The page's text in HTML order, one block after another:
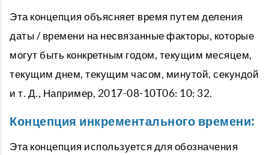
Эта концепция объясняет время путем деления
даты / времени на несвязанные факторы, которые
могут быть конкретным годом, текущим месяцем,
текущим днем, текущим часом, минутой, секундой
и т. Д., Например, 2017-08-10T06: 10: 32.
Концепция инкрементального времени:
Эта концепция используется для обозначения